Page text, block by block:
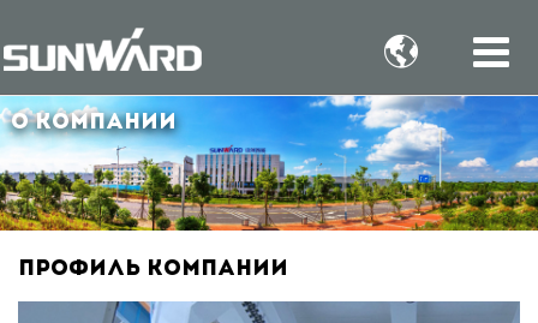

О компании
Профиль компании